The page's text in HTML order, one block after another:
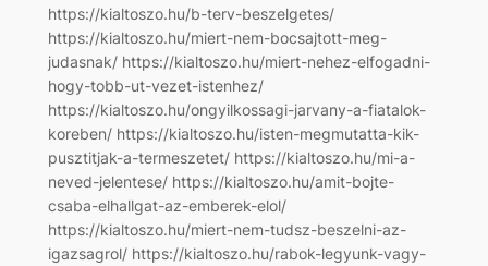
https://kialtoszo.hu/b-terv-beszelgetes/
https://kialtoszo.hu/miert-nem-bocsajtott-meg-
judasnak/ https://kialtoszo.hu/miert-nehez-elfogadni-
hogy-tobb-ut-vezet-istenhez/
https://kialtoszo.hu/ongyilkossagi-jarvany-a-fiatalok-
koreben/ https://kialtoszo.hu/isten-megmutatta-kik-
pusztitjak-a-termeszetet/ https://kialtoszo.hu/mi-a-
neved-jelentese/ https://kialtoszo.hu/amit-bojte-
csaba-elhallgat-az-emberek-elol/
https://kialtoszo.hu/miert-nem-tudsz-beszelni-az-
igazsagrol/ https://kialtoszo.hu/rabok-legyunk-vagy-